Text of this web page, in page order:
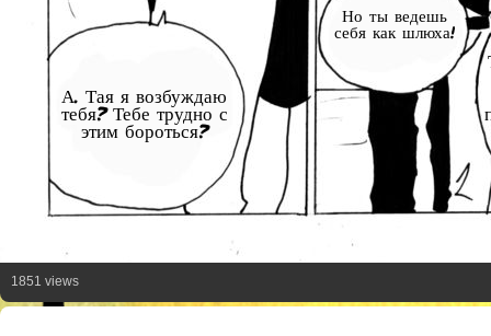
Но ты ведешь
себя как шлюха!
А. Тая я возбуждаю
тебя? Тебе трудно с
этим бороться?
1851 views